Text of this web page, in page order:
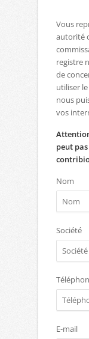
Vous
autorité
registre
de
utiliser
nous
vos
peut
Nom
Société
E-mail